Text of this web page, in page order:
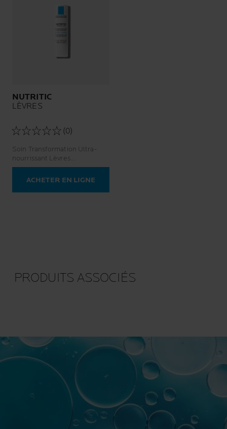
NUTRITIC
LÈVRES
(0)
Soin Transformation Ultra-
nourrissant Lèvres
Desséchées
ACHETER EN LIGNE
PRODUITS ASSOCIÉS